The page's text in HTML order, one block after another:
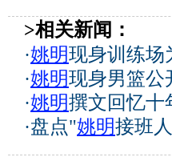
>相关新闻：
·姚明现身训练场
·姚明现身男篮公
·姚明撰文回忆十
·盘点"姚明接班